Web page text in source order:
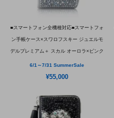
■スマートフォン全機種対応■スマートフォ
ン手帳ケース×スワロフスキー ジュエルモ
デルプレミアム＋ スカル オーロラ×ピンク
6/1～7/31 SummerSale
¥55,000